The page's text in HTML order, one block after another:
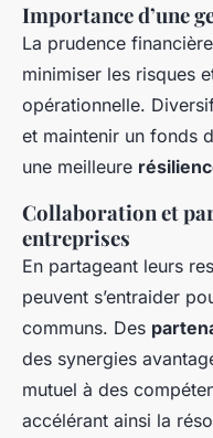
Importance d’une
La prudence
minimiser les risques
opérationnelle.
et maintenir un fonds
une meilleure
Collaboration et
entreprises
En partageant leurs
peuvent s’entraider
communs. Des
des synergies
mutuel à des
accélérant ainsi la